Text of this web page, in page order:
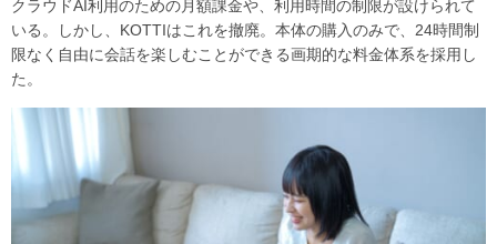
クラウドAI利用のための月額課金や、利用時間の制限が設けられて
いる。しかし、KOTTIはこれを撤廃。本体の購入のみで、24時間制
限なく自由に会話を楽しむことができる画期的な料金体系を採用し
た。